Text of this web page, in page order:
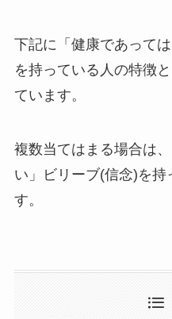
下記に「健康であって
を持っている人の特徴
ています。
複数当てはまる場合は
い」ビリーブ(信念)を持
す。